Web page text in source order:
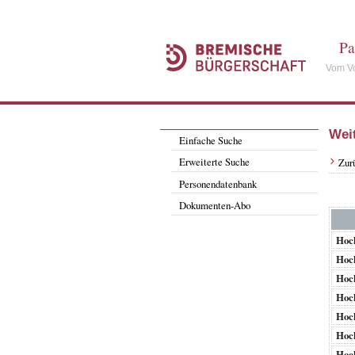
Vom
Einfache Suche
Erweiterte Suche
Personendatenbank
Dokumenten-Abo